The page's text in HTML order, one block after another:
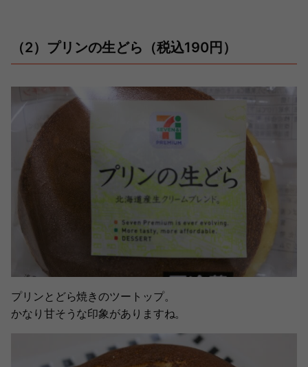
（2）プリンの生どら（税込190円）
プリンとどら焼きのツートップ。
かなり甘そうな印象がありますね。